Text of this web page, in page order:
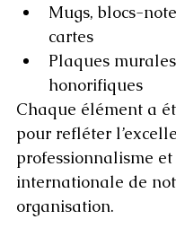
Mugs, blocs-
cartes
Plaques
honorifiques
Chaque élément a
pour refléter
professionnalisme
internationale de
organisation.